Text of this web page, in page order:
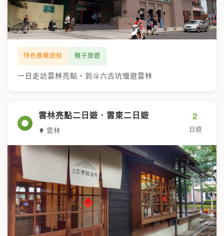
特色推薦遊程 親子旅遊
一日走訪雲林亮點，到斗六古坑慢遊雲林
雲林亮點二日遊．雲東二日遊
雲林
2
日遊